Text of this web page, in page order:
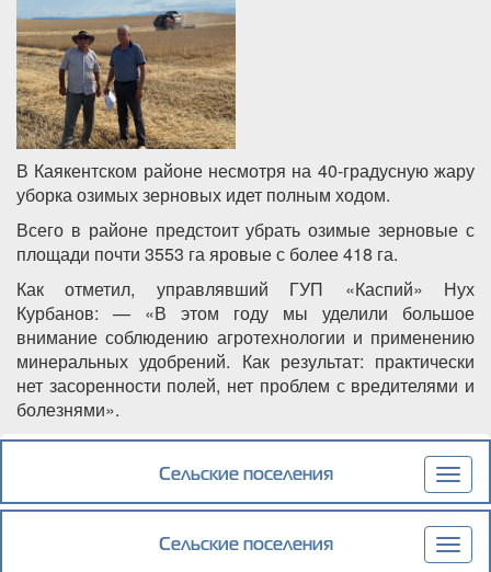
В Каякентском районе несмотря на 40-градусную жару
уборка озимых зерновых идет полным ходом.
Всего в районе предстоит убрать озимые зерновые с
площади почти 3553 га яровые с более 418 га.
Как отметил, управлявший ГУП «Каспий» Нух
Курбанов: — «В этом году мы уделили большое
внимание соблюдению агротехнологии и применению
минеральных удобрений. Как результат: практически
нет засоренности полей, нет проблем с вредителями и
болезнями».
Подробнеео В Каякентском районе проходит уборка
озимых зерновых
Сельские поселения
Сельские поселения